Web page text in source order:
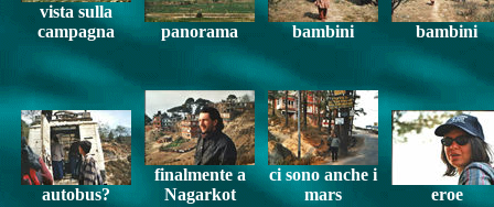
vista sulla
campagna
panorama bambini bambini
autobus?
finalmente a
Nagarkot
ci sono anche i
mars
eroe